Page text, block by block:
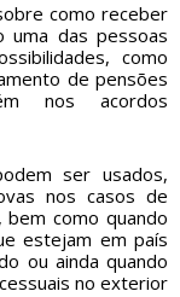
como receber
uma das pessoas
como
de pensões
nos acordos
ser usados,
nos casos de
bem como quando
estejam em país
ou ainda quando
no exterior